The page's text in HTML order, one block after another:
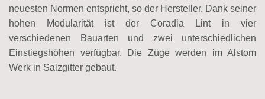
neuesten Normen entspricht, so der Hersteller. Dank seiner
hohen Modularität ist der Coradia Lint in vier
verschiedenen Bauarten und zwei unterschiedlichen
Einstiegshöhen verfügbar. Die Züge werden im Alstom
Werk in Salzgitter gebaut.